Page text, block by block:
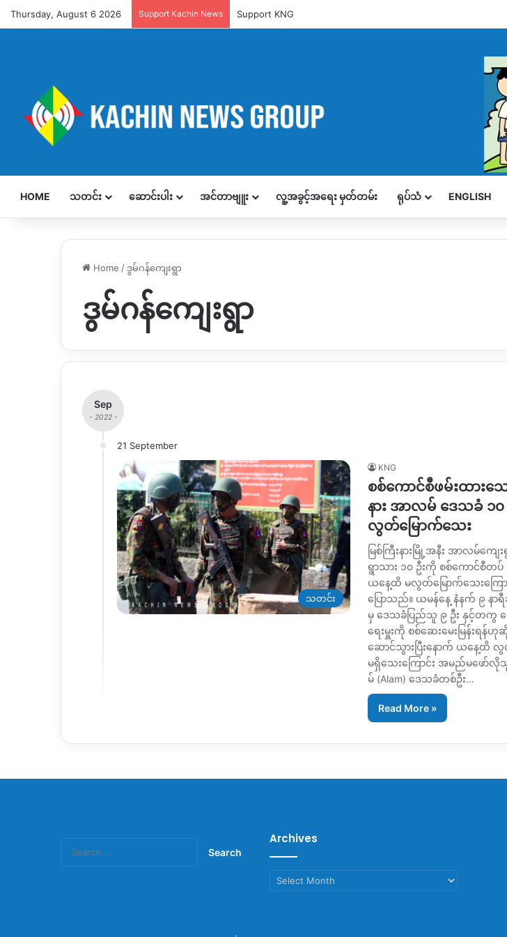
Thursday, August 6 2026 Support Kachin News Support KNG
HOME သတင်း ဆောင်းပါး အင်တာဗျူး လူ့အခွင့်အရေး မှတ်တမ်း ရုပ်သံ ENGLISH
Home / ဒွမ်ဂန်ကျေးရွာ
ဒွမ်ဂန်ကျေးရွာ
Sep
- 2022 -
21 September
သတင်း
KNG
စစ်ကောင်စီဖမ်းထားသေ
နား အာလမ် ဒေသခံ ၁၀
လွတ်မြောက်သေး
မြစ်ကြီးနားမြို့အနီး အာလမ်ကျေ
ရွာသား ၁၀ ဦးကို စစ်ကောင်စီတပ်
ယနေ့ထိ မလွတ်မြောက်သေးကြောင်
ပြောသည်။ ယမန်နေ့ နံနက် ၉ နာရီ
မှ ဒေသခံပြည်သူ ၉ ဦး နှင့်တကွ က
ရေးမှူးကို စစ်ဆေးမေးမြန်းရန်ဟု
ဆောင်သွားပြီးနောက် ယနေ့ထိ လွ
မရှိသေးကြောင်း အမည်မဖော်
မ် (Alam) ဒေသခံတစ်ဦး…
Read More »
for:
Archives
Archives